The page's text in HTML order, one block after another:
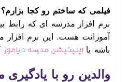
فیلمی که ساختم رو کجا بزارم؟
نرم افزار مدرسه ای که رابط
آموزانت هست. این نرم افزار
باشه یا اپلیکیشن مدرسه دایاموز
والدین رو با